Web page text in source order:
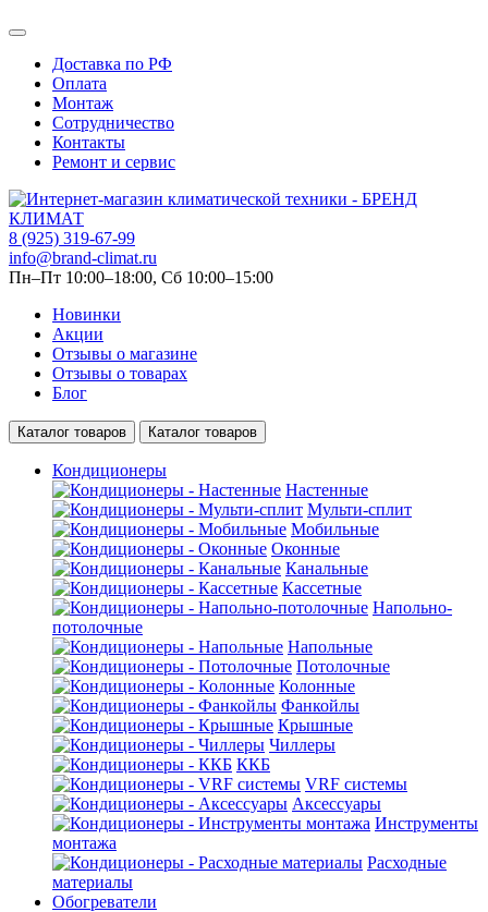
Доставка по РФ
Оплата
Монтаж
Сотрудничество
Контакты
Ремонт и сервис
8 (925) 319-67-99
info@brand-climat.ru
Пн–Пт 10:00–18:00, Сб 10:00–15:00
Новинки
Акции
Отзывы о магазине
Отзывы о товарах
Блог
Каталог товаров Каталог товаров
Кондиционеры
Настенные
Мульти-сплит
Мобильные
Оконные
Канальные
Кассетные
Напольно-
потолочные
Напольные
Потолочные
Колонные
Фанкойлы
Крышные
Чиллеры
ККБ
VRF системы
Аксессуары
Инструменты
монтажа
Расходные
материалы
Обогреватели